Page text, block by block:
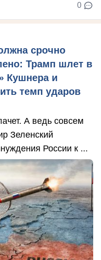
0
срочно
Трамп шлет в
Кушнера и
темп ударов
А ведь совсем
Зеленский
России к ...